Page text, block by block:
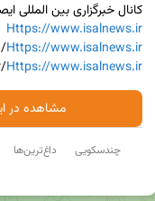
کانال خبرگزاری بین المللی
Https://www.isalnews.ir
Https://www.isalnews.ir
/en/
Https://www.isalnews.ir
/ar/
مشاهده در
داغ‌ترین‌ها چندسکویی